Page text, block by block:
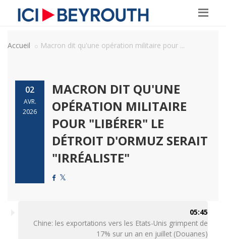
Accueil Macron dit qu'une opération militaire pour ...
02
AVR.
2026
MACRON DIT QU'UNE
OPÉRATION MILITAIRE
POUR "LIBÉRER" LE
DÉTROIT D'ORMUZ SERAIT
"IRRÉALISTE"
05:45
Chine: les exportations vers les Etats-Unis grimpent de
17% sur un an en juillet (Douanes)